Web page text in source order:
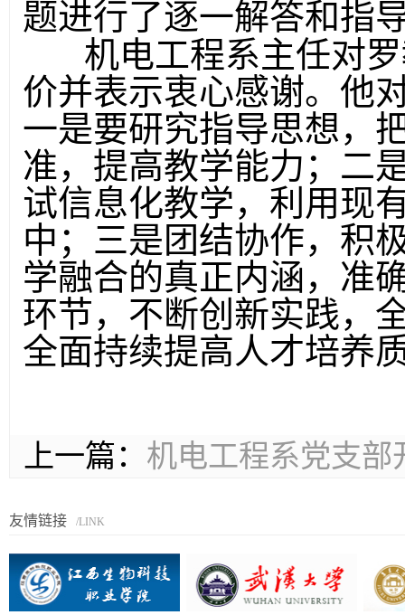
题进行了逐一解答和指
机电工程系主任对
价并表示衷心感谢。他
一是要研究指导思想，
准，提高教学能力；二
试信息化教学，利用现
中 ；三是团结协作，积
学融合的真正内涵，准
环节，不断创新实践，
全面持续提高人才培养
上一篇： 机电工程系党支部
友情链接 /LINK